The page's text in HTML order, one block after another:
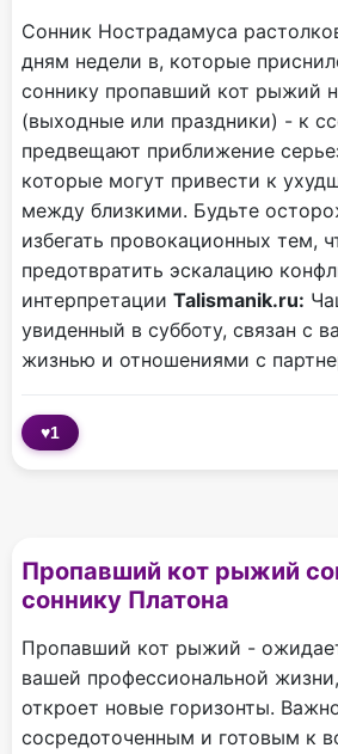
Сонник Нострадамуса
дням недели в, которые
соннику пропавший кот рыжий
(выходные или праздники) - к
предвещают приближение
которые могут привести к
между близкими. Будьте
избегать провокационных тем,
предотвратить эскалацию
интерпретации Talismanik.ru:
увиденный в субботу, связан с
жизнью и отношениями с
♥1
Пропавший кот рыжий
соннику Платона
Пропавший кот рыжий -
вашей профессиональной
откроет новые горизонты.
сосредоточенным и готовым к